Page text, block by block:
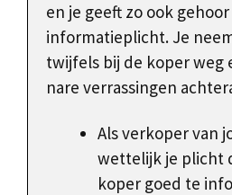
en je geeft zo ook
informatieplicht. Je
twijfels bij de koper weg
nare verrassingen
Als verkoper van
wettelijk je plicht
koper goed te